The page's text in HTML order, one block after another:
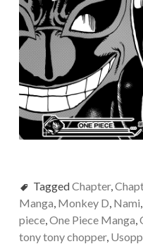
TaggedChapter,
Manga, Monkey D, Nami,
piece,One Piece Manga,
tony tony chopper, Usopp